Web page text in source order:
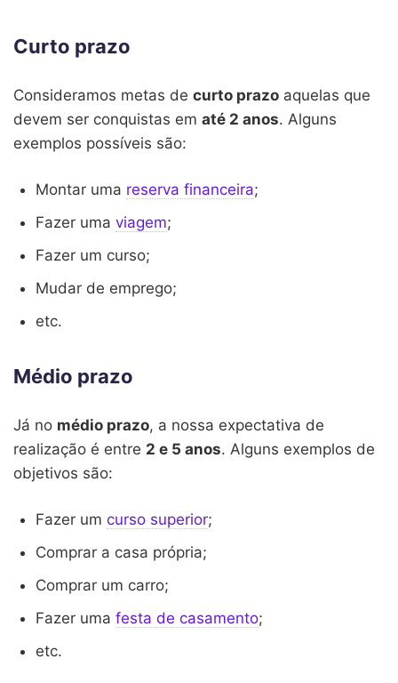
Curto prazo
Consideramos metas de curto prazo aquelas que
devem ser conquistas em até 2 anos. Alguns
exemplos possíveis são:
Montar uma reserva financeira;
Fazer uma viagem;
Fazer um curso;
Mudar de emprego;
etc.
Médio prazo
Já no médio prazo, a nossa expectativa de
realização é entre 2 e 5 anos. Alguns exemplos de
objetivos são:
Fazer um curso superior;
Comprar a casa própria;
Comprar um carro;
Fazer uma festa de casamento;
etc.